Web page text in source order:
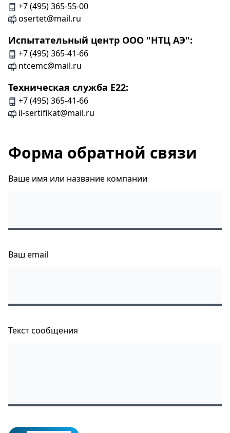
+7 (495) 365-55-00
osertet@mail.ru
Испытательный центр ООО "НТЦ АЭ":
+7 (495) 365-41-66
ntcemc@mail.ru
Техническая служба Е22:
+7 (495) 365-41-66
il-sertifikat@mail.ru
Форма обратной связи
Ваше имя или название компании
Ваш email
Текст сообщения